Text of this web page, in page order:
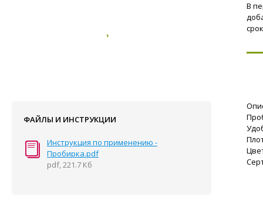
ФАЙЛЫ И ИНСТРУКЦИИ
Инструкция по применению -
Пробирка.pdf
pdf, 221.7 Кб
В